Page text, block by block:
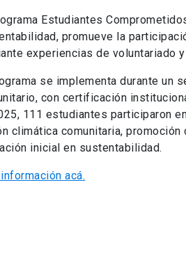
Estudiantes
promueve la
experiencias de voluntariado
se implementa durante un
con certificación
111 estudiantes participaron
climática comunitaria,
inicial en sustentabilidad.
acá.